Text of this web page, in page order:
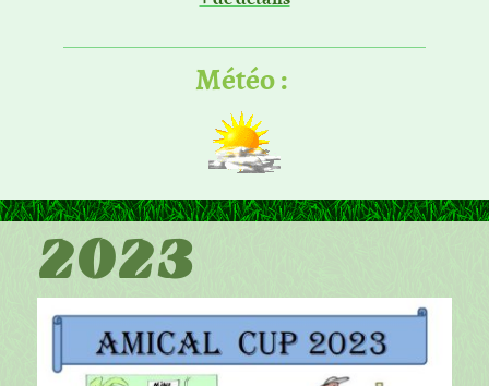
Météo :
2023